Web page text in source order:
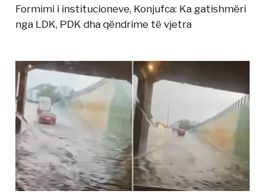
Formimi i institucioneve, Konjufca: Ka gatishmëri
nga LDK, PDK dha qëndrime të vjetra